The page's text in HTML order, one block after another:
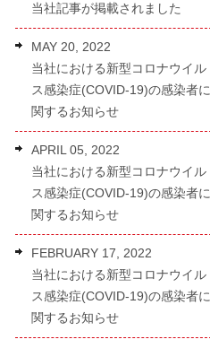
当社記事が掲載されました
MAY 20, 2022
当社における新型コロナウイル
ス感染症(COVID-19)の感染者に
関するお知らせ
APRIL 05, 2022
当社における新型コロナウイル
ス感染症(COVID-19)の感染者に
関するお知らせ
FEBRUARY 17, 2022
当社における新型コロナウイル
ス感染症(COVID-19)の感染者に
関するお知らせ